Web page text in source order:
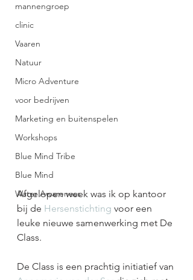
mannengroep
clinic
Vaaren
Natuur
Micro Adventure
voor bedrijven
Marketing en buitenspelen
Workshops
Blue Mind Tribe
Blue Mind
Water Awareness
Afgelopen week was ik op kantoor
bij de Hersenstichting voor een
leuke nieuwe samenwerking met De
Class.
De Class is een prachtig initiatief van